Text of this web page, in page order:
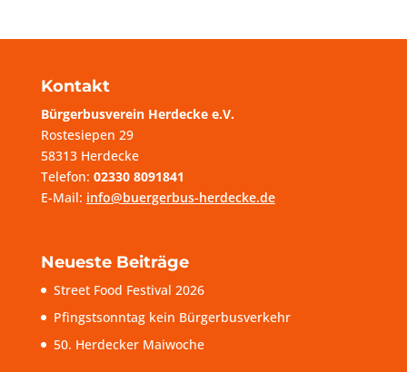
Kontakt
Bürgerbusverein Herdecke e.V.
Rostesiepen 29
58313 Herdecke
Telefon: 02330 8091841
E-Mail: info@buergerbus-herdecke.de
Neueste Beiträge
Street Food Festival 2026
Pfingstsonntag kein Bürgerbusverkehr
50. Herdecker Maiwoche